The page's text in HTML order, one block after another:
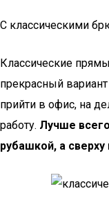
С классическими
Классические
прекрасный
прийти в офис, на
работу. Лучше
рубашкой, а